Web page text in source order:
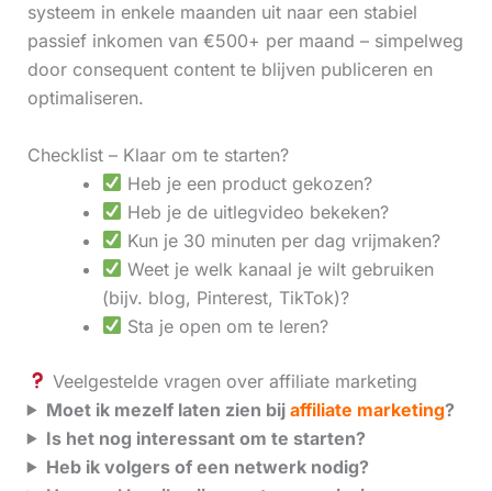
systeem in enkele maanden uit naar een stabiel
passief inkomen van €500+ per maand – simpelweg
door consequent content te blijven publiceren en
optimaliseren.
Checklist – Klaar om te starten?
Heb je een product gekozen?
Heb je de uitlegvideo bekeken?
Kun je 30 minuten per dag vrijmaken?
Weet je welk kanaal je wilt gebruiken
(bijv. blog, Pinterest, TikTok)?
Sta je open om te leren?
Veelgestelde vragen over affiliate marketing
Moet ik mezelf laten zien bij affiliate marketing?
Is het nog interessant om te starten?
Heb ik volgers of een netwerk nodig?